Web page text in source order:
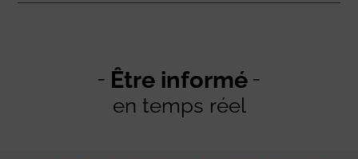
Être informé
en temps réel